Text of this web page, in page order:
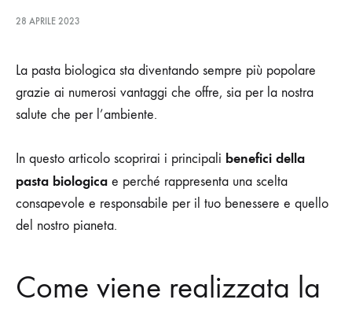
28 APRILE 2023
La pasta biologica sta diventando sempre più popolare
grazie ai numerosi vantaggi che offre, sia per la nostra
salute che per l’ambiente.
In questo articolo scoprirai i principali benefici della
pasta biologica e perché rappresenta una scelta
consapevole e responsabile per il tuo benessere e quello
del nostro pianeta.
Come viene realizzata la